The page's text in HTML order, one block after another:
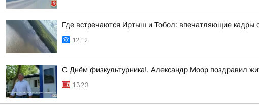
Где встречаются Иртыш и Тобол: впечатляющие кадры
12:12
С Днём физкультурника!. Александр Моор поздравил
13:23